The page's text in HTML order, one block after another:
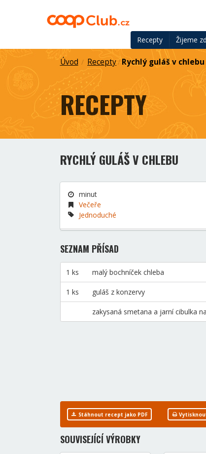
Recepty Žijeme
Úvod / Recepty/ Rychlý guláš v chlebu
RECEPTY
RYCHLÝ GULÁŠ V CHLEBU
minut
Večeře
Jednoduché
SEZNAM PŘÍSAD
1 ks malý bochníček chleba
1 ks guláš z konzervy
zakysaná smetana a jarní cibulka
Stáhnout recept jako PDF
SOUVISEJÍCÍ VÝROBKY